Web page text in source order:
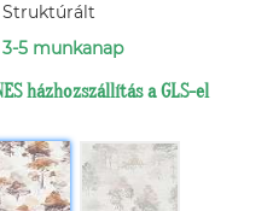
Struktúrált
3-5 munkanap
házhozszállítás a GLS-el